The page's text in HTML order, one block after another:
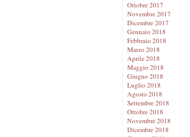
Ottobre 2017
Novembre 2017
Dicembre 2017
Gennaio 2018
Febbraio 2018
Marzo 2018
Aprile 2018
Maggio 2018
Giugno 2018
Luglio 2018
Agosto 2018
Settembre 2018
Ottobre 2018
Novembre 2018
Dicembre 2018